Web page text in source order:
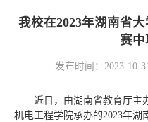
我校在2023年湖南省
赛中
发布时间：2023-10-
近日，由湖南省教育厅主
机电工程学院承办的2023年